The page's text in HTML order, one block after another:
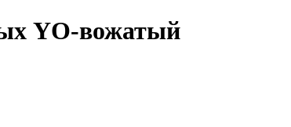
YO-вожатый